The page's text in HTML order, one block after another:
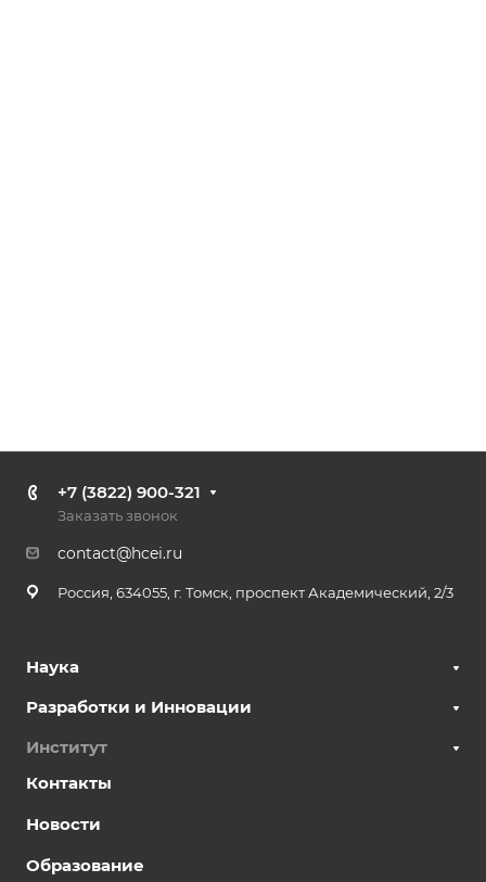
+7 (3822) 900-321
Заказать звонок
contact@hcei.ru
Россия, 634055, г. Томск, проспект Академический, 2/3
Наука
Разработки и Инновации
Институт
Контакты
Новости
Образование